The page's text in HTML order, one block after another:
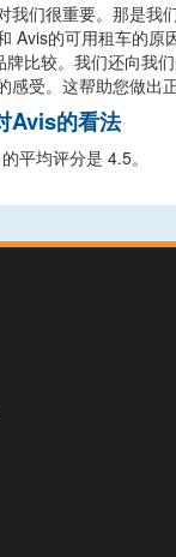
我们很重要。那是我
Avis的可用租车的原
比较。我们还向我
感受。这帮助您做出
Avis的看法
平均评分是 4.5。